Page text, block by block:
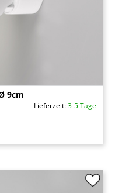
9cm
Lieferzeit:3-5 Tage